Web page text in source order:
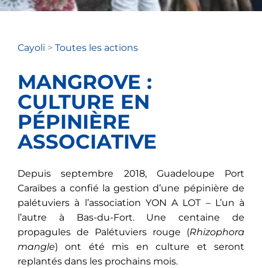
Cayoli > Toutes les actions
MANGROVE :
CULTURE EN
PÉPINIÈRE
ASSOCIATIVE
Depuis septembre 2018, Guadeloupe Port
Caraïbes a confié la gestion d’une pépinière de
palétuviers à l’association YON A LOT – L’un à
l’autre à Bas-du-Fort. Une centaine de
propagules de Palétuviers rouge (Rhizophora
mangle) ont été mis en culture et seront
replantés dans les prochains mois.